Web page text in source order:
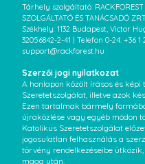
Tárhely szolgáltató: RACKFOREST
SZOLGÁLTATÓ ÉS TANÁCSADÓ
Székhely: 1132 Budapest, Victor
32056842-2-41 | Telefon 0-24: +36
support@rackforest.hu
Szerzői jogi nyilatkozat
A honlapon közölt írásos és
Szeretetszolgálat, illetve azok
Ezen tartalmak bármely
újraközlése vagy egyéb módon
Katolikus Szeretetszolgálat
jogosulatlan felhasználás a
törvény rendelkezéseibe
maga után.